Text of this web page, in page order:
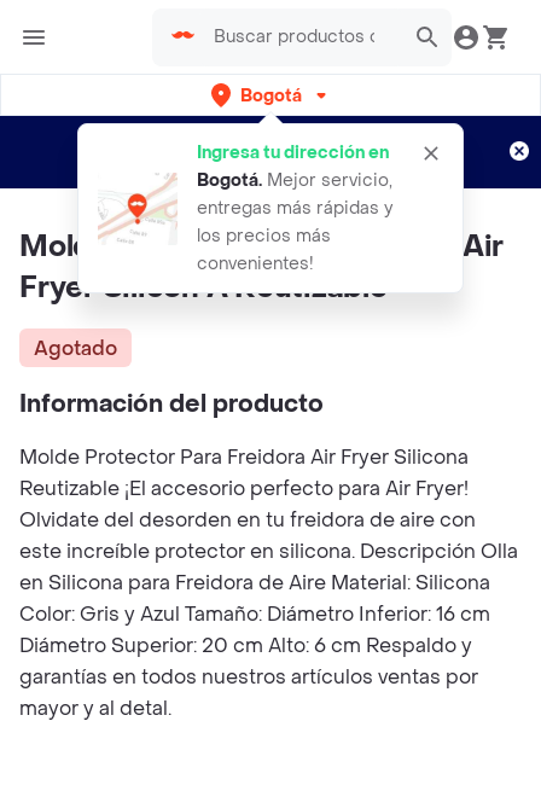
Bogotá
Ingresa tu dirección en
Bogotá. Mejor servicio,
entregas más rápidas y
los precios más
convenientes!
envíos gratis por semanas
Aplican TyC
Molde Protector Para Freidora Air
Fryer Silicón A Reutizable
Agotado
Información del producto
Molde Protector Para Freidora Air Fryer Silicona
Reutizable ¡El accesorio perfecto para Air Fryer!
Olvidate del desorden en tu freidora de aire con
este increíble protector en silicona. Descripción Olla
en Silicona para Freidora de Aire Material: Silicona
Color: Gris y Azul Tamaño: Diámetro Inferior: 16 cm
Diámetro Superior: 20 cm Alto: 6 cm Respaldo y
garantías en todos nuestros artículos ventas por
mayor y al detal.